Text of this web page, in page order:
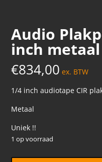
Audio
inch metaal
€834,00 ex. BTW
1/4 inch audiotape CIR
Metaal
Uniek !!
1 op voorraad